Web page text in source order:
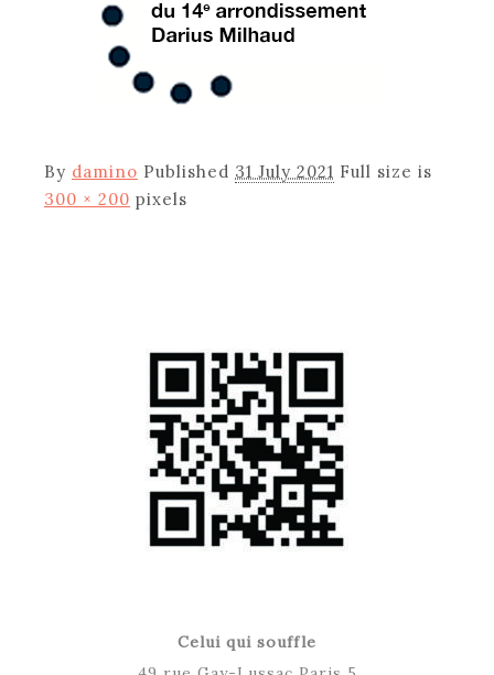
By damino Published 31 July 2021 Full size is
300 × 200 pixels
Celui qui souffle